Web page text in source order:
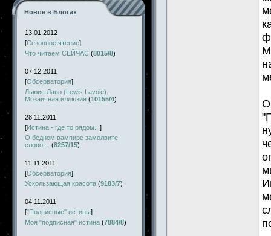
Новое в Блогах
13.01.2012
[Сезонное чтение]
Что читаем СЕЙЧАС (8015/8)
07.12.2011
[Обсерватория]
Льюис Лаво (Lewis Lavoie).
Мозаичная иллюзия (10155/4)
28.11.2011
[Истина - где то рядом... ]
О бедном вампире замолвите
слово…
(8257/15)
11.11.2011
[Обсерватория]
Ускользающая красота (9183/7)
04.11.2011
["Подписные" истины]
Моя "подписная" истина (7884/8)